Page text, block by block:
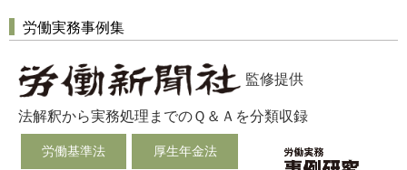
労働実務事例集
監修提供
法解釈から実務処理までのＱ＆Ａを分類収録
労働基準法 厚生年金法